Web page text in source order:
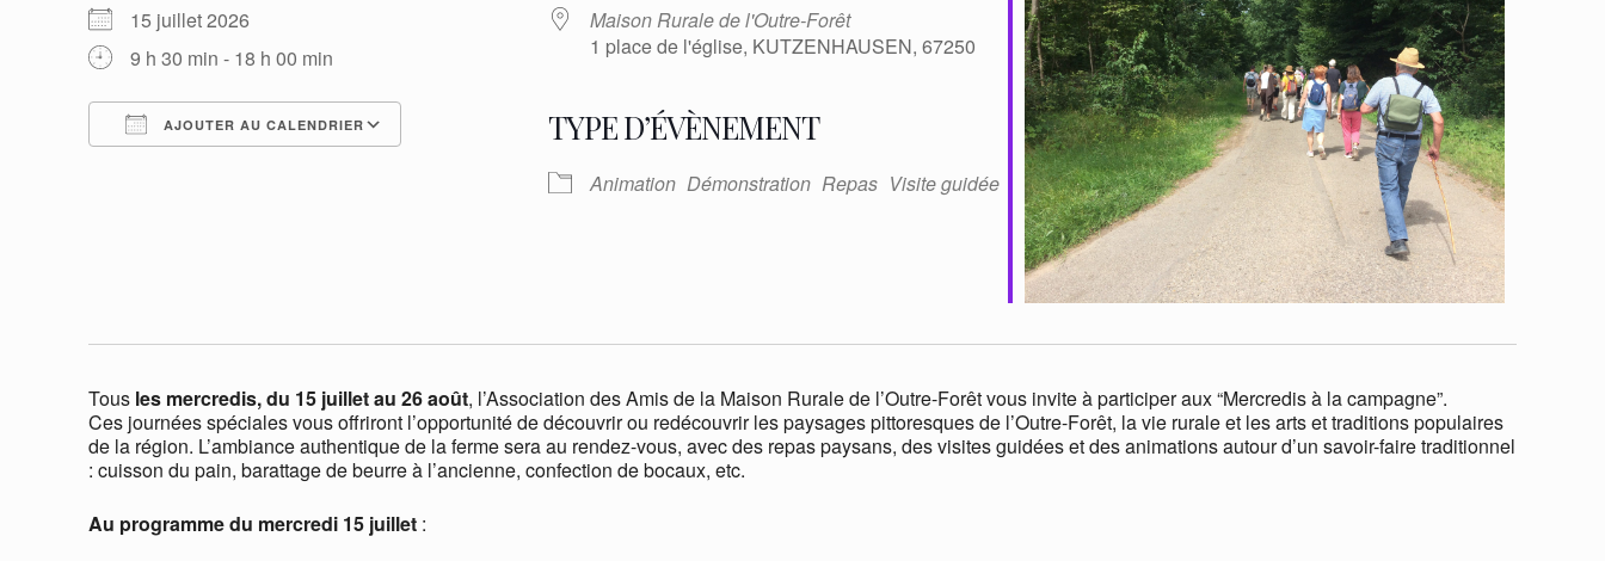
15 juillet 2026
9 h 30 min - 18 h 00 min
AJOUTER AU CALENDRIER
Calendrier Google Office 365 Outlook Live
Maison Rurale de l'Outre-Forêt
1 place de l'église, KUTZENHAUSEN, 67250
TYPE D’ÉVÈNEMENT
Animation Démonstration Repas Visite guidée
Tous les mercredis, du 15 juillet au 26 août, l’Association des Amis de la Maison Rurale de l’Outre-Forêt vous invite à participer aux “Mercredis à la campagne”.
Ces journées spéciales vous offriront l’opportunité de découvrir ou redécouvrir les paysages pittoresques de l’Outre-Forêt, la vie rurale et les arts et traditions populaires
de la région. L’ambiance authentique de la ferme sera au rendez-vous, avec des repas paysans, des visites guidées et des animations autour d’un savoir-faire traditionnel
: cuisson du pain, barattage de beurre à l’ancienne, confection de bocaux, etc.
Au programmedu mercredi 15 juillet :